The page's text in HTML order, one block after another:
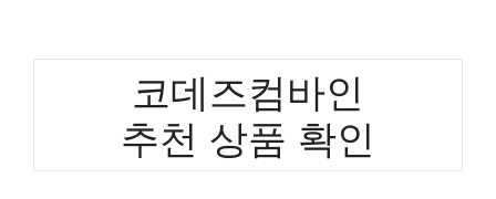
코데즈컴바인
추천 상품 확인